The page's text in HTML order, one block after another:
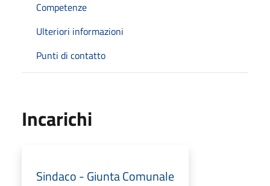
Competenze
Ulteriori informazioni
Punti di contatto
Incarichi
Sindaco - Giunta Comunale